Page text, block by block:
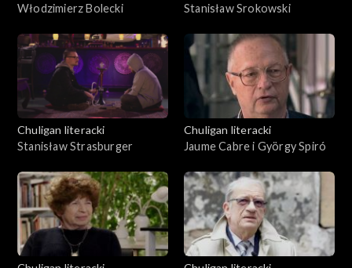
Włodzimierz Bolecki
Stanisław Srokowski
Chuligan literacki
Stanisław Strasburger
Chuligan literacki
Jaume Cabre i György Spiró